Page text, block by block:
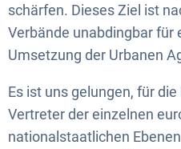
schärfen. Dieses Ziel ist
Verbände unabdingbar für
Umsetzung der Urbanen
Es ist uns gelungen, für
Vertreter der einzelnen
nationalstaatlichen